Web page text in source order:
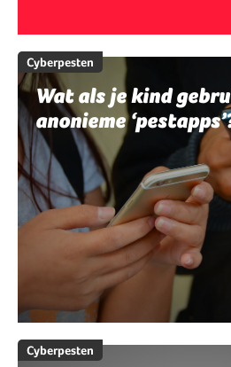
Cyberpesten
Wat als je kind
anonieme
Cyberpesten